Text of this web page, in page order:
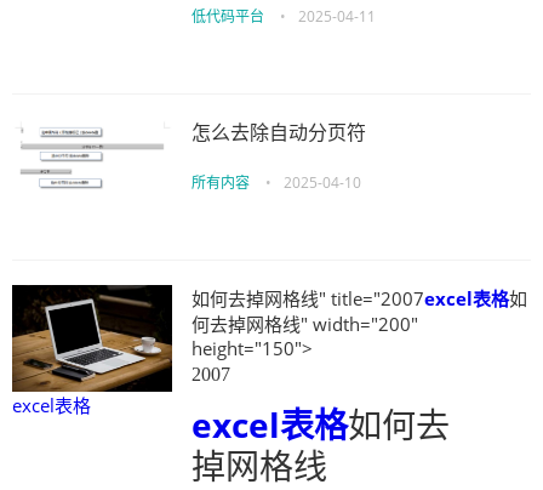
低代码平台 • 2025-04-11
怎么去除自动分页符
所有内容 • 2025-04-10
excel表格
如何去掉网格线" title="2007excel表格如
何去掉网格线" width="200"
height="150">
2007
excel表格如何去
掉网格线